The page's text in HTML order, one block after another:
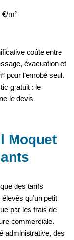
m²
coûte entre
évacuation et
pour l’enrobé seul.
gratuit : le
le devis
Moquet
des tarifs
qu’un petit
par les frais de
commerciale.
administrative, des